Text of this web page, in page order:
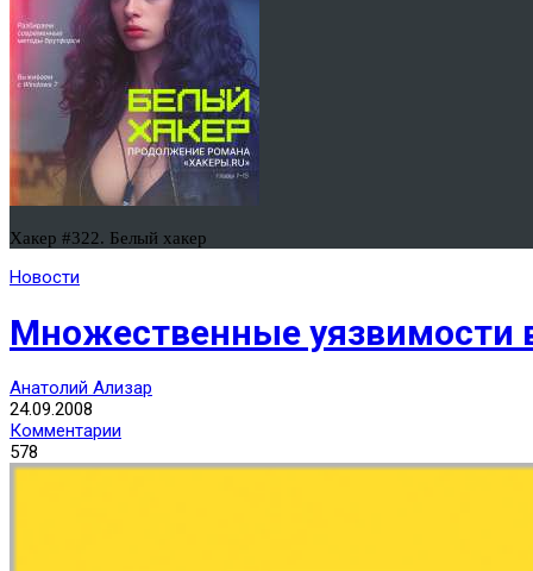
Хакер #322. Белый хакер
Новости
Множественные уязвимости
Анатолий Ализар
24.09.2008
Комментарии
578